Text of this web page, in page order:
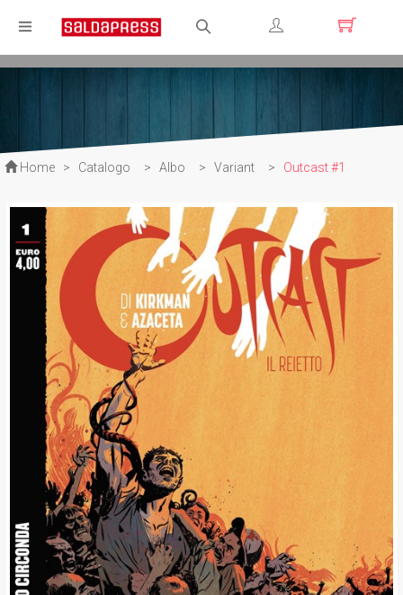
Registrati
Home > Catalogo > Albo > Variant > Outcast #1